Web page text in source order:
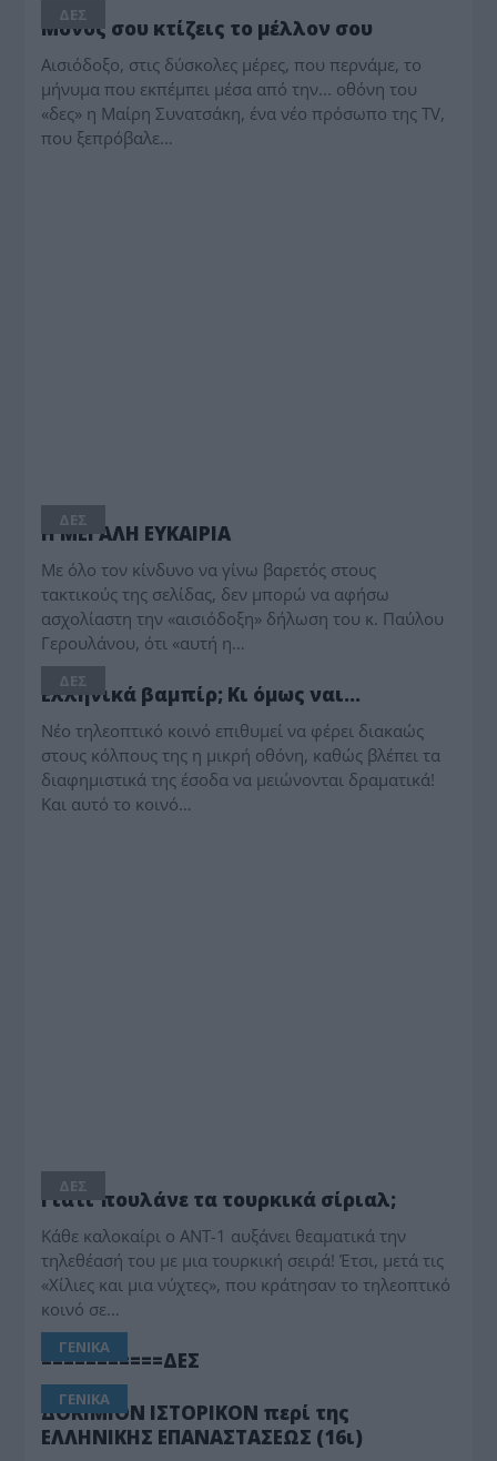
ΔΕΣ
Μόνος σου κτίζεις το μέλλον σου
Αισιόδοξο, στις δύσκολες μέρες, που περνάμε, το
μήνυμα που εκπέμπει μέσα από την... οθόνη του
«δες» η Μαίρη Συνατσάκη, ένα νέο πρόσωπο της TV,
που ξεπρόβαλε…
ΔΕΣ
Η ΜΕΓΑΛΗ ΕΥΚΑΙΡΙΑ
Με όλο τον κίνδυνο να γίνω βαρετός στους
τακτικούς της σελίδας, δεν μπορώ να αφήσω
ασχολίαστη την «αισιόδοξη» δήλωση του κ. Παύλου
Γερουλάνου, ότι «αυτή η…
ΔΕΣ
Ελληνικά βαμπίρ; Κι όμως ναι…
Νέο τηλεοπτικό κοινό επιθυμεί να φέρει διακαώς
στους κόλπους της η μικρή οθόνη, καθώς βλέπει τα
διαφημιστικά της έσοδα να μειώνονται δραματικά!
Και αυτό το κοινό…
ΔΕΣ
Γιατί πουλάνε τα τουρκικά σίριαλ;
Κάθε καλοκαίρι ο ΑΝΤ-1 αυξάνει θεαματικά την
τηλεθέασή του με μια τουρκική σειρά! Έτσι, μετά τις
«Χίλιες και μια νύχτες», που κράτησαν το τηλεοπτικό
κοινό σε…
ΓΕΝΙΚΑ
===========ΔΕΣ
ΓΕΝΙΚΑ
ΔΟΚΙΜΙΟΝ ΙΣΤΟΡΙΚΟΝ περί της
ΕΛΛΗΝΙΚΗΣ ΕΠΑΝΑΣΤΑΣΕΩΣ (16ι)